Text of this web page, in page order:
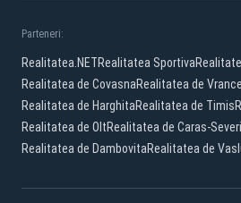
Parteneri:
Realitatea.NETRealitatea Sportiva
Realitatea de CovasnaRealitatea de
Realitatea de HarghitaRealitatea de Timis
Realitatea de OltRealitatea de Caras-
Realitatea de DambovitaRealitatea de